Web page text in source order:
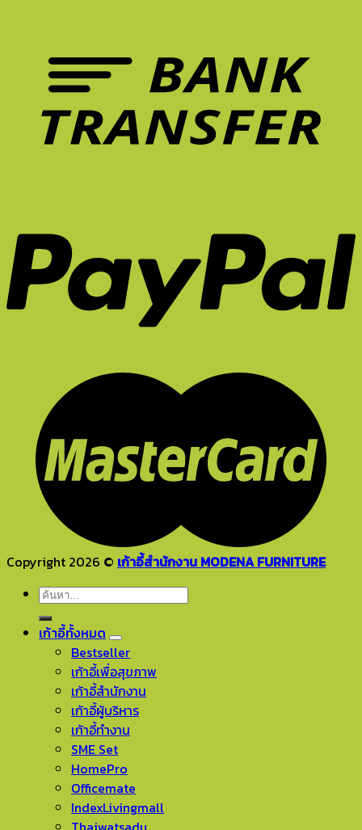
ควร
หน้า
ร้อน
ระยะ
ยาว
ไหม?
Copyright 2026 © เก้าอี้สำนักงาน MODENA FURNITURE
ค้นหา:
เก้าอี้ทั้งหมด
Bestseller
เก้าอี้เพื่อสุขภาพ
เก้าอี้สำนักงาน
เก้าอี้ผู้บริหาร
เก้าอี้ทำงาน
SME Set
HomePro
Officemate
IndexLivingmall